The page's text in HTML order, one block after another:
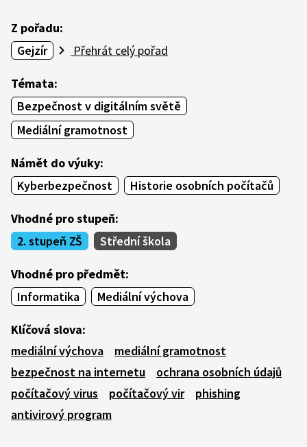
Z pořadu:
Gejzír
Přehrát celý pořad
Témata:
Bezpečnost v digitálním světě
Mediální gramotnost
Námět do výuky:
Kyberbezpečnost
Historie osobních počítačů
Vhodné pro stupeň:
2. stupeň ZŠ
Střední škola
Vhodné pro předmět:
Informatika
Mediální výchova
Klíčová slova:
mediální výchova
mediální gramotnost
bezpečnost na internetu
ochrana osobních údajů
počítačový virus
počítačový vir
phishing
antivirový program